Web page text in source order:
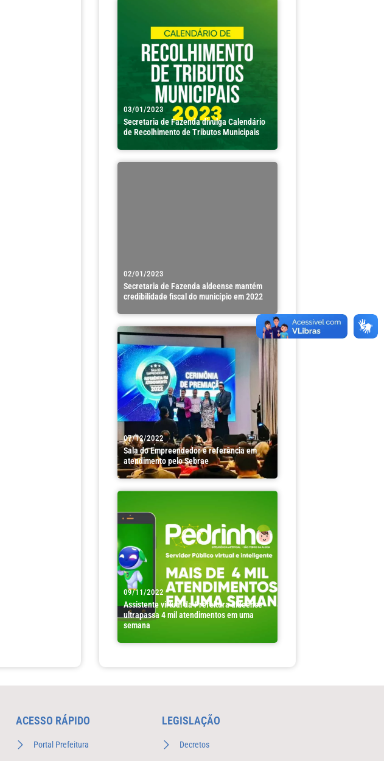
03/01/2023
Secretaria de Fazenda divulga Calendário
de Recolhimento de Tributos Municipais
02/01/2023
Secretaria de Fazenda aldeense mantém
credibilidade fiscal do município em 2022
07/12/2022
Sala do Empreendedor é referência em
atendimento pelo Sebrae
09/11/2022
Assistente virtual da Prefeitura aldeense
ultrapassa 4 mil atendimentos em uma
semana
ACESSO RÁPIDO
Portal Prefeitura
LEGISLAÇÃO
Decretos